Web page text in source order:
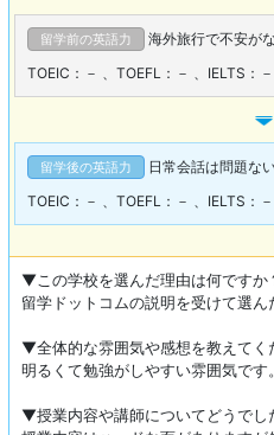
留学前の英語力
海外旅行で不安が
TOEIC：－ 、 TOEFL：－ 、 IELTS：－
留学後の英語力
日常会話は問題な
TOEIC：－ 、 TOEFL：－ 、 IELTS：－
▼この学校を選んだ理由は何ですか
留学ドットコムの説明を受けて選ん
▼全体的な雰囲気や感想を教えてく
明るくて勉強がしやすい雰囲気です。
▼授業内容や講師についてどうでし